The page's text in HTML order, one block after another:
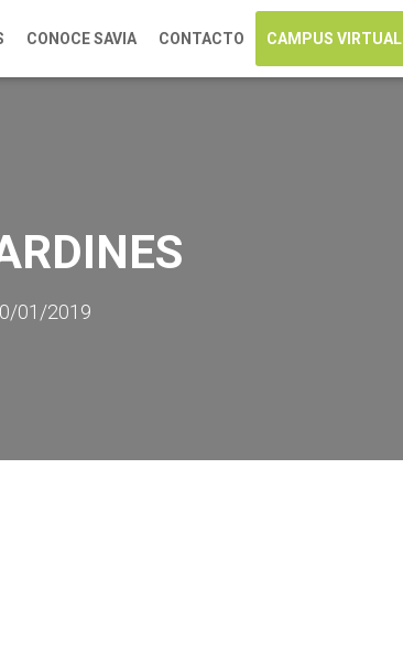
CONOCE SAVIA CONTACTO CAMPUS VIRTUAL
01/2019